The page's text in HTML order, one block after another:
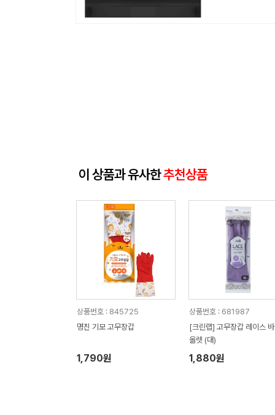
이 상품과 유사한추천상품
상품번호 : 845725
명진 기모 고무장갑
1,790원
상품번호 : 681987
[크린랩] 고무장갑 레이스
올렛 (대)
1,880원